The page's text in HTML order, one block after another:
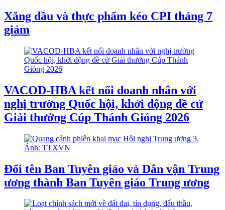
Xăng dầu và thực phẩm kéo CPI tháng 7
giảm
VACOD-HBA kết nối doanh nhân với
nghị trường Quốc hội, khởi động đề cử
Giải thưởng Cúp Thánh Gióng 2026
Đổi tên Ban Tuyên giáo và Dân vận Trung
ương thành Ban Tuyên giáo Trung ương